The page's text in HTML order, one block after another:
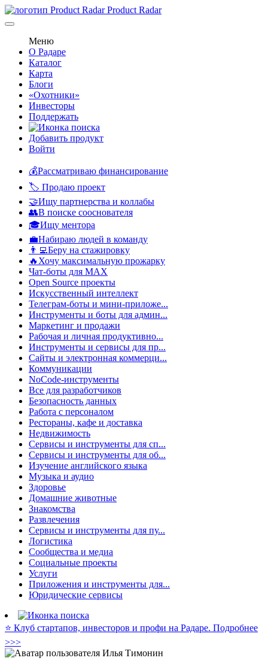
Product Radar
Меню
О Радаре
Каталог
Карта
Блоги
«Охотники»
Инвесторы
Поддержать
Добавить продукт
Войти
💰Рассматриваю финансирование
🏷️ Продаю проект
🤝Ищу партнерства и коллабы
👥В поиске сооснователя
🎓Ищу ментора
💼Набираю людей в команду
👨‍💻Беру на стажировку
🔥Хочу максимальную прожарку
Чат-боты для MAX
Open Source проекты
Искусственный интеллект
Телеграм-боты и мини-приложе...
Инструменты и боты для админ...
Маркетинг и продажи
Рабочая и личная продуктивно...
Инструменты и сервисы для пр...
Сайты и электронная коммерци...
Коммуникации
NoCode-инструменты
Все для разработчиков
Безопасность данных
Работа с персоналом
Рестораны, кафе и доставка
Недвижимость
Сервисы и инструменты для сп...
Сервисы и инструменты для об...
Изучение английского языка
Музыка и аудио
Здоровье
Домашние животные
Знакомства
Развлечения
Сервисы и инструменты для пу...
Логистика
Сообщества и медиа
Социальные проекты
Услуги
Приложения и инструменты для...
Юридические сервисы
⭐️ Клуб стартапов, инвесторов и профи на Радаре. Подробнее
>>>